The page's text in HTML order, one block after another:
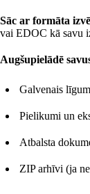
Sāc ar formāta
vai EDOC kā savu
Augšupielādē
Galvenais
Pielikumi un
Atbalsta
ZIP arhīvi (ja